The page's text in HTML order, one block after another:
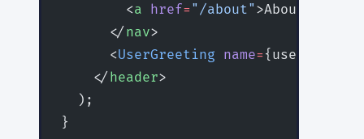
        <
a href= "/about" >About</
      </
nav>
      <
UserGreeting name= {user.name}
    </
header>
  );
}